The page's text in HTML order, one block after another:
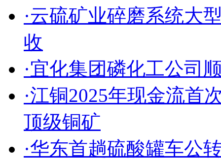
·云硫矿业碎磨系统大
收
·宜化集团磷化工公司
·江铜2025年现金流首
顶级铜矿
·华东首趟硫酸罐车公